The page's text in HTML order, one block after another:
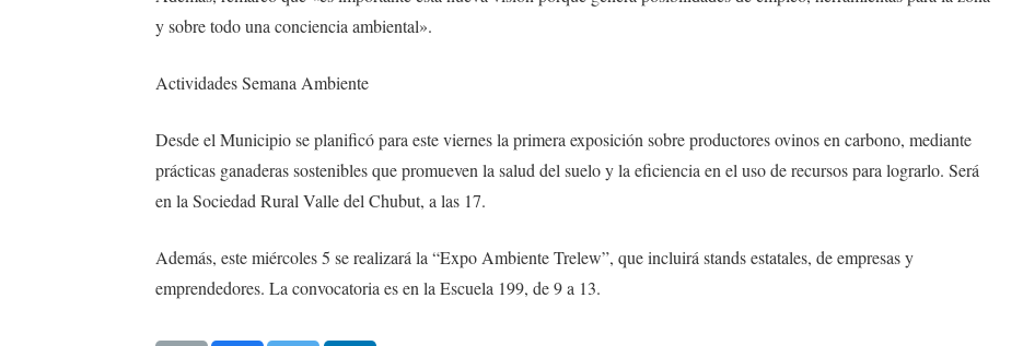
y sobre todo una conciencia ambiental».
Actividades Semana Ambiente
Desde el Municipio se planificó para este viernes la primera exposición sobre productores ovinos en carbono, mediante
prácticas ganaderas sostenibles que promueven la salud del suelo y la eficiencia en el uso de recursos para lograrlo. Será
en la Sociedad Rural Valle del Chubut, a las 17.
Además, este miércoles 5 se realizará la “Expo Ambiente Trelew”, que incluirá stands estatales, de empresas y
emprendedores. La convocatoria es en la Escuela 199, de 9 a 13.